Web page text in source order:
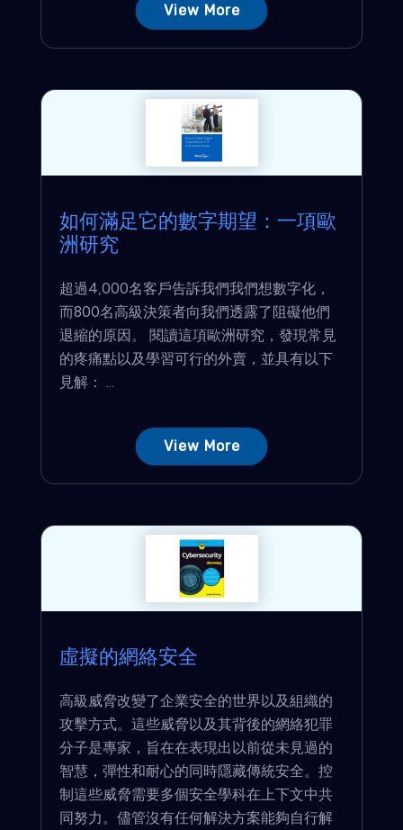
View More
如何滿足它的數字期望：一項歐
洲研究
超過4,000名客戶告訴我們我們想數字化，
而800名高級決策者向我們透露了阻礙他們
退縮的原因。 閱讀這項歐洲研究，發現常見
的疼痛點以及學習可行的外賣，並具有以下
見解： ...
View More
虛擬的網絡安全
高級威脅改變了企業安全的世界以及組織的
攻擊方式。這些威脅以及其背後的網絡犯罪
分子是專家，旨在在表現出以前從未見過的
智慧，彈性和耐心的同時隱藏傳統安全。控
制這些威脅需要多個安全學科在上下文中共
同努力。儘管沒有任何解決方案能夠自行解